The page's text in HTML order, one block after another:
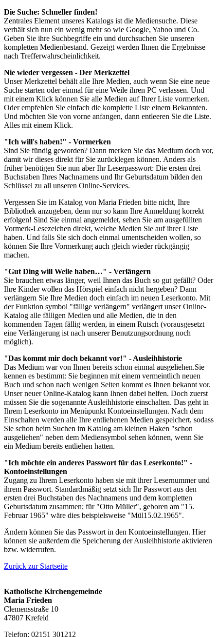
Die Suche: Schneller finden!
Zentrales Element unseres Katalogs ist die Mediensuche. Diese
verhält sich nun ein wenig mehr so wie Google, Yahoo und Co.
Geben Sie ihre Suchbegriffe ein und durchsuchen Sie unseren
kompletten Medienbestand. Gezeigt werden Ihnen die Ergebnisse
nach Trefferwahrscheinlichkeit.
Nie wieder vergessen - Der Merkzettel
Unser Merkzettel behält alle Ihre Medien, auch wenn Sie eine neue
Suche starten oder einmal für eine Weile ihren PC verlassen. Und
mit einem Klick können Sie alle Medien auf Ihrer Liste vormerken.
Oder empfehlen Sie einfach die komplette Liste einem Bekannten.
Und möchten Sie von vorne anfangen, dann entleeren Sie die Liste.
Alles mit einem Klick.
"Ich will's haben!" - Vormerken
Sind Sie fündig geworden? Dann merken Sie das Medium doch vor,
damit wir dieses direkt für Sie zurücklegen können. Anders als
früher benötigen Sie nun aber Ihr Leserpasswort: Die ersten drei
Buchstaben Ihres Nachnamens und Ihr Geburtsdatum bilden den
Schlüssel zu all unseren Online-Services.
Vergessen Sie im Katalog von Maria Frieden bitte nicht, Ihre
Bibliothek anzugeben, denn nur so kann Ihre Anmeldung korrekt
erfolgen! Sind Sie einmal angemeldet, sehen Sie am ausgefüllten
Vormerk-Lesezeichen direkt, welche Medien Sie auf ihrer Liste
haben. Und falls Sie sich doch einmal umentscheiden wollen, so
können Sie Ihre Vormerkung auch gleich wieder rückgängig
machen.
"Gut Ding will Weile haben…" - Verlängern
Sie brauchen etwas länger, weil Ihnen das Buch so gut gefällt? Oder
Ihre Kinder wollen das Hörspiel einfach nicht hergeben? Dann
verlängern Sie Ihre Medien doch einfach im neuen Leserkonto. Mit
der Funktion symbol "fällige verlängern" verlängert unser Online-
Katalog alle fälligen Medien und alle Medien, die in den
kommenden Tagen fällig werden, in einem Rutsch (vorausgesetzt
eine Verlängerung ist nach unserer Benutzungsordnung noch
möglich).
"Das kommt mir doch bekannt vor!" - Ausleihhistorie
Das Medium war von Ihnen bereits schon einmal ausgeliehen.Sie
kennen es bestimmt: Sie beginnen mit einem vermeintlich neuen
Buch und schon nach wenigen Seiten kommt es Ihnen bekannt vor.
Unser neuer Online-Katalog kann Ihnen dabei helfen. Doch zuerst
müssen Sie die sogenannte Ausleihhistorie einschalten. Das geht in
Ihrem Leserkonto im Menüpunkt Kontoeinstellungen. Nach dem
Einschalten werden alle Ihre entliehenen Medien gespeichert, sodass
Sie schon beim Suchen im Katalog am kleinen Haken "schon
ausgeliehen" neben dem Mediensymbol sehen können, wenn Sie
ein Medium bereits entliehen hatten.
"Ich möchte ein anderes Passwort für das Leserkonto!" -
Kontoeinstellungen
Zugang zu Ihrem Leserkonto haben sie mit ihrer Lesernummer und
ihrem Passwort. Standardmäßig setzt sich Ihr Passwort aus den
ersten drei Buchstaben des Nachnamens und dem kompletten
Geburtsdatum zusammen; für "Otto Müller", geboren am "15.
Februar 1965" wäre dies beispielsweise "Mül15.02.1965".
Ändern können Sie das Passwort in den Kontoeinstellungen. Hier
können sie außerdem die Speicherung der Ausleihhistorie aktivieren
bzw. widerrufen.
Zurück zur Startseite
Katholische Kirchengemeinde
Maria Frieden
Clemensstraße 10
47807 Krefeld
Telefon: 02151 301212